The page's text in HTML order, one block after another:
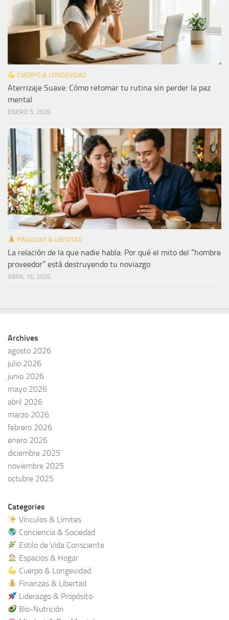
CUERPO & LONGEVIDAD
Aterrizaje Suave: Cómo retomar tu rutina sin perder la paz
mental
ENERO 5, 2026
FINANZAS & LIBERTAD
La relación de la que nadie habla: Por qué el mito del “hombre
proveedor” está destruyendo tu noviazgo
ABRIL 16, 2026
Archives
agosto 2026
julio 2026
junio 2026
mayo 2026
abril 2026
marzo 2026
febrero 2026
enero 2026
diciembre 2025
noviembre 2025
octubre 2025
Categories
Vínculos & Límites
Conciencia & Sociedad
Estilo de Vida Consciente
Espacios & Hogar
Cuerpo & Longevidad
Finanzas & Libertad
Liderazgo & Propósito
Bio-Nutrición